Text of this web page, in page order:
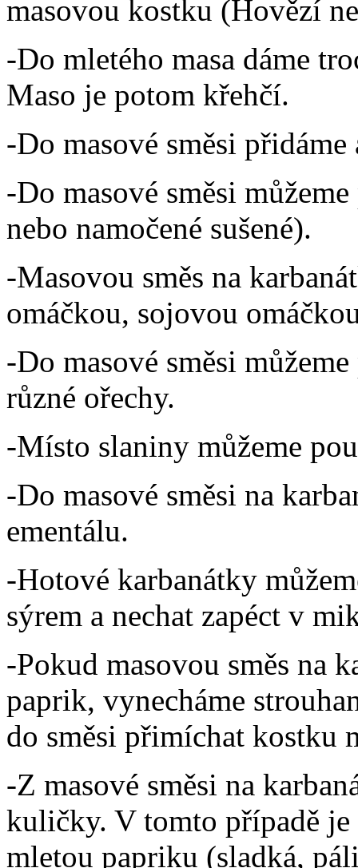
masovou kostku (Hovězí
-Do mletého masa dáme
Maso je potom křehčí.
-Do masové směsi
-Do masové směsi
nebo namočené sušené).
-Masovou směs na
omáčkou, sojovou
-Do masové směsi
různé ořechy.
-Místo slaniny můžeme
-Do masové směsi na
ementálu.
-Hotové karbanátky
sýrem a nechat zapéct v
-Pokud masovou směs na
paprik, vynecháme
do směsi přimíchat kostku
-Z masové směsi na
kuličky. V tomto případě
mletou papriku (sladká,